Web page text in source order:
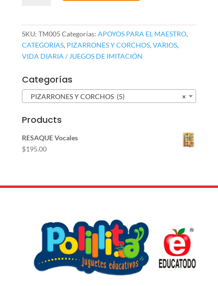
SKU: TM005 Categorías: APOYOS PARA EL MAESTRO,
CATEGORIAS, PIZARRONES Y CORCHOS, VARIOS,
VIDA DIARIA / JUEGOS DE IMITACIÓN
Categorías
×
PIZARRONES Y CORCHOS (5)
Products
RESAQUE Vocales
$195.00